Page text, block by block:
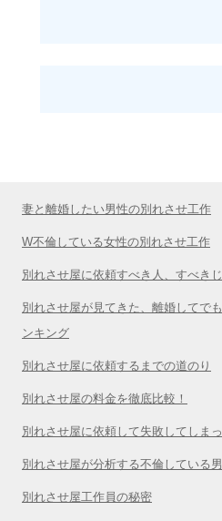
妻と離婚したい男性の別れさせ工作
W不倫している女性の別れさせ工作
別れさせ屋に依頼すべき人、すべき
別れさせ屋が見てきた、離婚してで
ンキング
別れさせ屋に依頼するまでの道のり
別れさせ屋の料金を徹底比較！
別れさせ屋に依頼して失敗してしま
別れさせ屋が分析する不倫している
別れさせ屋工作員の秘密